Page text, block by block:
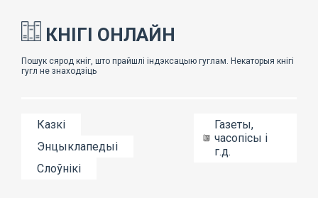
КНІГІ ОНЛАЙН
Казкі
Энцыклапедыі
Слоўнікі
Газеты,
часопісы і
г.д.